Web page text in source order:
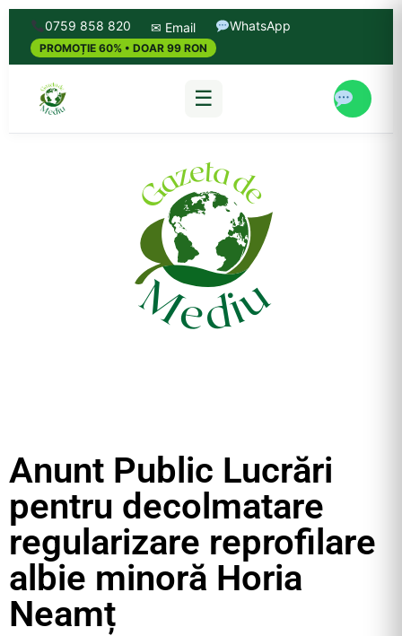
0759 858 820 ✉ Email WhatsApp
PROMOȚIE 60% • DOAR 99 RON
☰
Anunt Public Lucrări
pentru decolmatare
regularizare reprofilare
albie minoră Horia
Neamț